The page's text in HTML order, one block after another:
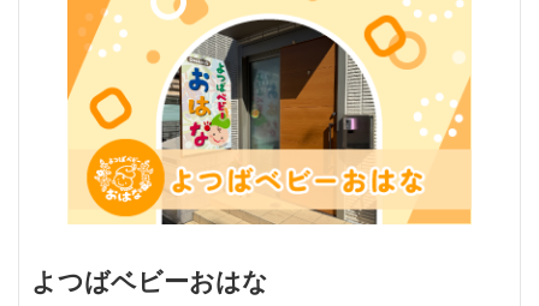
よつばベビーおはな